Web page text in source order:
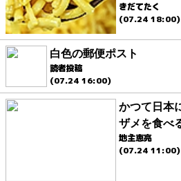
きだてたく
(07.24 18:00)
白色の郵便ポスト
読者投稿
(07.24 16:00)
かつて日本
ザメを食べ
地主恵亮
(07.24 11:00)